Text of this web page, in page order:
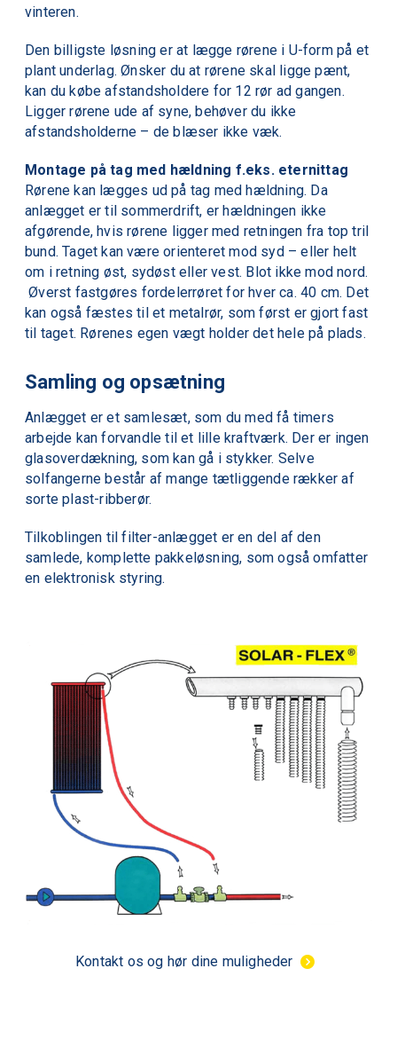
vinteren.
Den billigste løsning er at lægge rørene i U-form på et
plant underlag. Ønsker du at rørene skal ligge pænt,
kan du købe afstandsholdere for 12 rør ad gangen.
Ligger rørene ude af syne, behøver du ikke
afstandsholderne – de blæser ikke væk.
Montage på tag med hældning f.eks. eternittag
Rørene kan lægges ud på tag med hældning. Da
anlægget er til sommerdrift, er hældningen ikke
afgørende, hvis rørene ligger med retningen fra top tril
bund. Taget kan være orienteret mod syd – eller helt
om i retning øst, sydøst eller vest. Blot ikke mod nord.
Øverst fastgøres fordelerrøret for hver ca. 40 cm. Det
kan også fæstes til et metalrør, som først er gjort fast
til taget. Rørenes egen vægt holder det hele på plads.
Samling og opsætning
Anlægget er et samlesæt, som du med få timers
arbejde kan forvandle til et lille kraftværk. Der er ingen
glasoverdækning, som kan gå i stykker. Selve
solfangerne består af mange tætliggende rækker af
sorte plast-ribberør.
Tilkoblingen til filter-anlægget er en del af den
samlede, komplette pakkeløsning, som også omfatter
en elektronisk styring.
Kontakt os og hør dine muligheder